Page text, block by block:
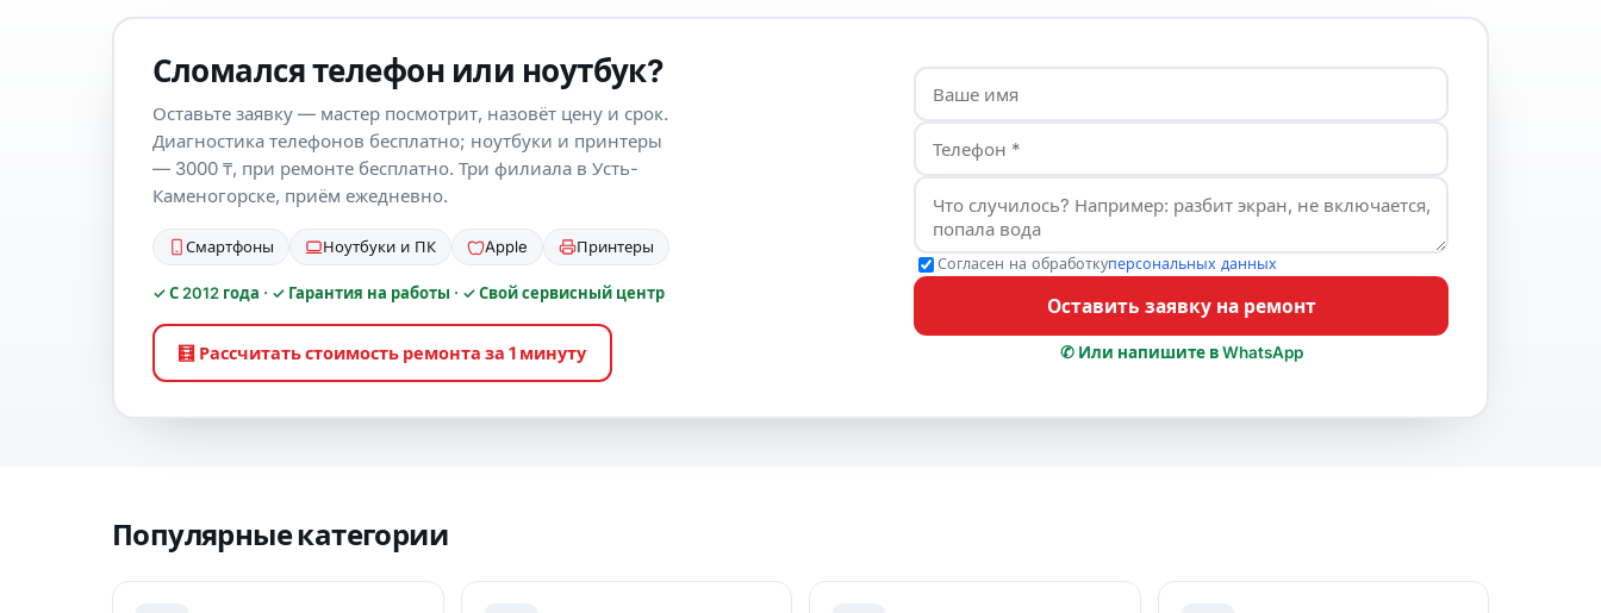
Сломался телефон или ноутбук?
Оставьте заявку — мастер посмотрит, назовёт цену и срок.
Диагностика телефонов бесплатно; ноутбуки и принтеры
— 3000 ₸, при ремонте бесплатно. Три филиала в Усть-
Каменогорске, приём ежедневно.
Смартфоны Ноутбуки и ПК Apple Принтеры
✓ С 2012 года · ✓ Гарантия на работы · ✓ Свой сервисный центр
🧮 Рассчитать стоимость ремонта за 1 минуту
Согласен на обработкуперсональных данных
Оставить заявку на ремонт
✆ Или напишите в WhatsApp
Популярные категории